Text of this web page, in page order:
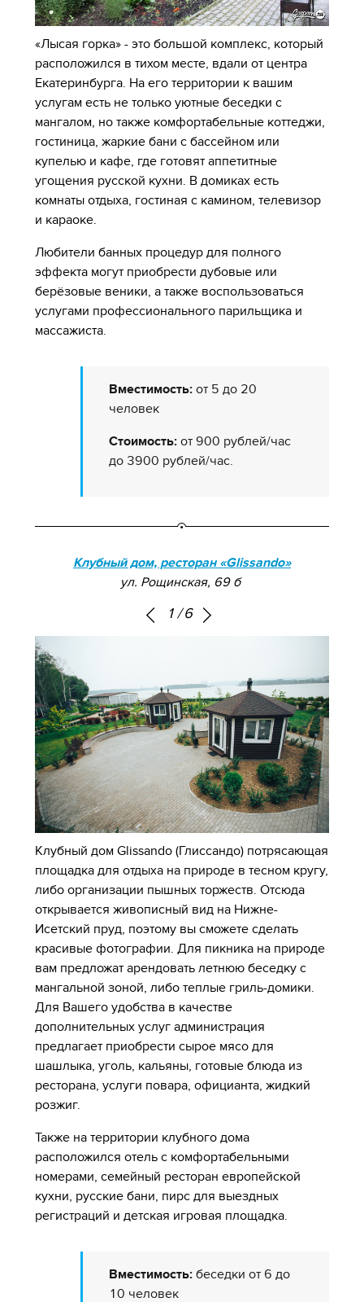
«Лысая горка» - это большой комплекс, который
расположился в тихом месте, вдали от центра
Екатеринбурга. На его территории к вашим
услугам есть не только уютные беседки с
мангалом, но также комфортабельные коттеджи,
гостиница, жаркие бани с бассейном или
купелью и кафе, где готовят аппетитные
угощения русской кухни. В домиках есть
комнаты отдыха, гостиная с камином, телевизор
и караоке.
Любители банных процедур для полного
эффекта могут приобрести дубовые или
берёзовые веники, а также воспользоваться
услугами профессионального парильщика и
массажиста.
Вместимость:от 5 до 20
человек
Стоимость:от 900 рублей/час
до 3900 рублей/час.
Клубный дом, ресторан «Glissando»
ул. Рощинская, 69 б
1/6
Клубный дом Glissando (Глиссандо) потрясающая
площадка для отдыха на природе в тесном кругу,
либо организации пышных торжеств. Отсюда
открывается живописный вид на Нижне-
Исетский пруд, поэтому вы сможете сделать
красивые фотографии. Для пикника на природе
вам предложат арендовать летнюю беседку с
мангальной зоной, либо теплые гриль-домики.
Для Вашего удобства в качестве
дополнительных услуг администрация
предлагает приобрести сырое мясо для
шашлыка, уголь, кальяны, готовые блюда из
ресторана, услуги повара, официанта, жидкий
розжиг.
Также на территории клубного дома
расположился отель с комфортабельными
номерами, семейный ресторан европейской
кухни, русские бани, пирс для выездных
регистраций и детская игровая площадка.
Вместимость:беседки от 6 до
10 человек